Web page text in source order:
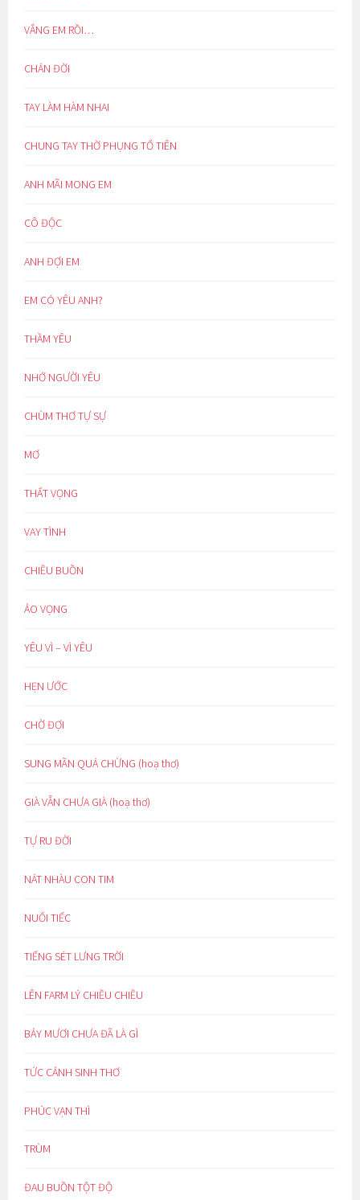
VẮNG EM RỒI…
CHÁN ĐỜI
TAY LÀM HÀM NHAI
CHUNG TAY THỜ PHỤNG TỔ TIÊN
ANH MÃI MONG EM
CÔ ĐỘC
ANH ĐỢI EM
EM CÓ YÊU ANH?
THẦM YÊU
NHỚ NGƯỜI YÊU
CHÙM THƠ TỰ SỰ
MƠ
THẤT VỌNG
VAY TÌNH
CHIỀU BUỒN
ẢO VỌNG
YÊU VÌ – VÌ YÊU
HẸN ƯỚC
CHỜ ĐỢI
SUNG MÃN QUÁ CHỪNG (hoạ thơ)
GIÀ VẪN CHƯA GIÀ (hoạ thơ)
TỰ RU ĐỜI
NÁT NHÀU CON TIM
NUỐI TIẾC
TIẾNG SÉT LƯNG TRỜI
LÊN FARM LÝ CHIỀU CHIỀU
BẢY MƯƠI CHƯA ĐÃ LÀ GÌ
TỨC CẢNH SINH THƠ
PHÚC VẠN THÌ
TRÙM
ĐAU BUỒN TỘT ĐỘ